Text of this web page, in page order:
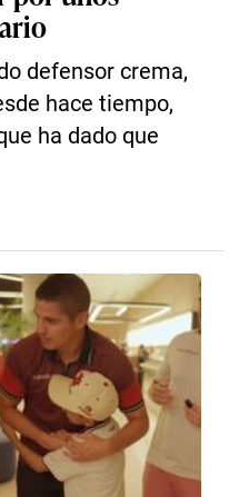
defensor crema,
hace tiempo,
ha dado que